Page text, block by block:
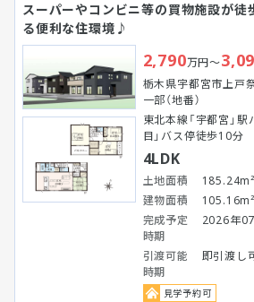
スーパーやコンビニ等の買物施設が徒
る便利な住環境♪
2,790万円～
栃木県宇都宮市上戸
一部（地番）
東北本線「宇都宮」
目」バス停徒歩10分
4LDK
土地面積
建物面積
完成予定
時期
2026年
引渡可能
時期
即引渡し
見学予約可